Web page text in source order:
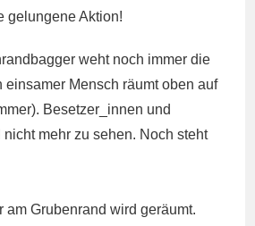
gelungene Aktion!
weht noch immer die
einsamer Mensch räumt oben auf
Besetzer_innen und
nicht mehr zu sehen. Noch steht
am Grubenrand wird geräumt.